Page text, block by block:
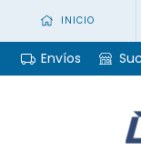
INICIO
Envíos